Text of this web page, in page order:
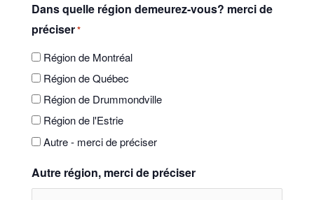
Dans quelle région demeurez-vous? merci de
préciser*
Région de Montréal
Région de Québec
Région de Drummondville
Région de l'Estrie
Autre - merci de préciser
Autre région, merci de préciser